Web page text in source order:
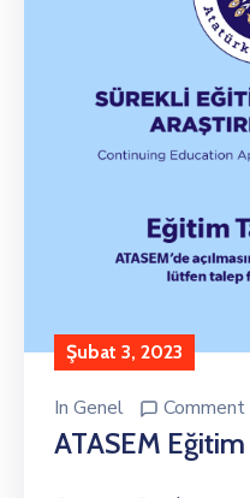
Şubat 3, 2023
In Genel
ATASEM